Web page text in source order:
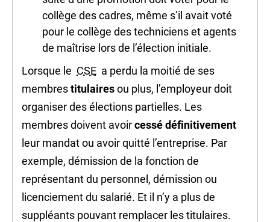
collège des cadres, même s’il avait voté
pour le collège des techniciens et agents
de maîtrise lors de l’élection initiale.
Lorsque le CSE a perdu la moitié de ses
membrestitulairesou plus, l’employeur doit
organiser des élections partielles. Les
membres doivent avoircessé définitivement
leur mandat ou avoir quitté l’entreprise. Par
exemple, démission de la fonction de
représentant du personnel, démission ou
licenciement du salarié. Et il n’y a plus de
suppléants pouvant remplacer les titulaires.